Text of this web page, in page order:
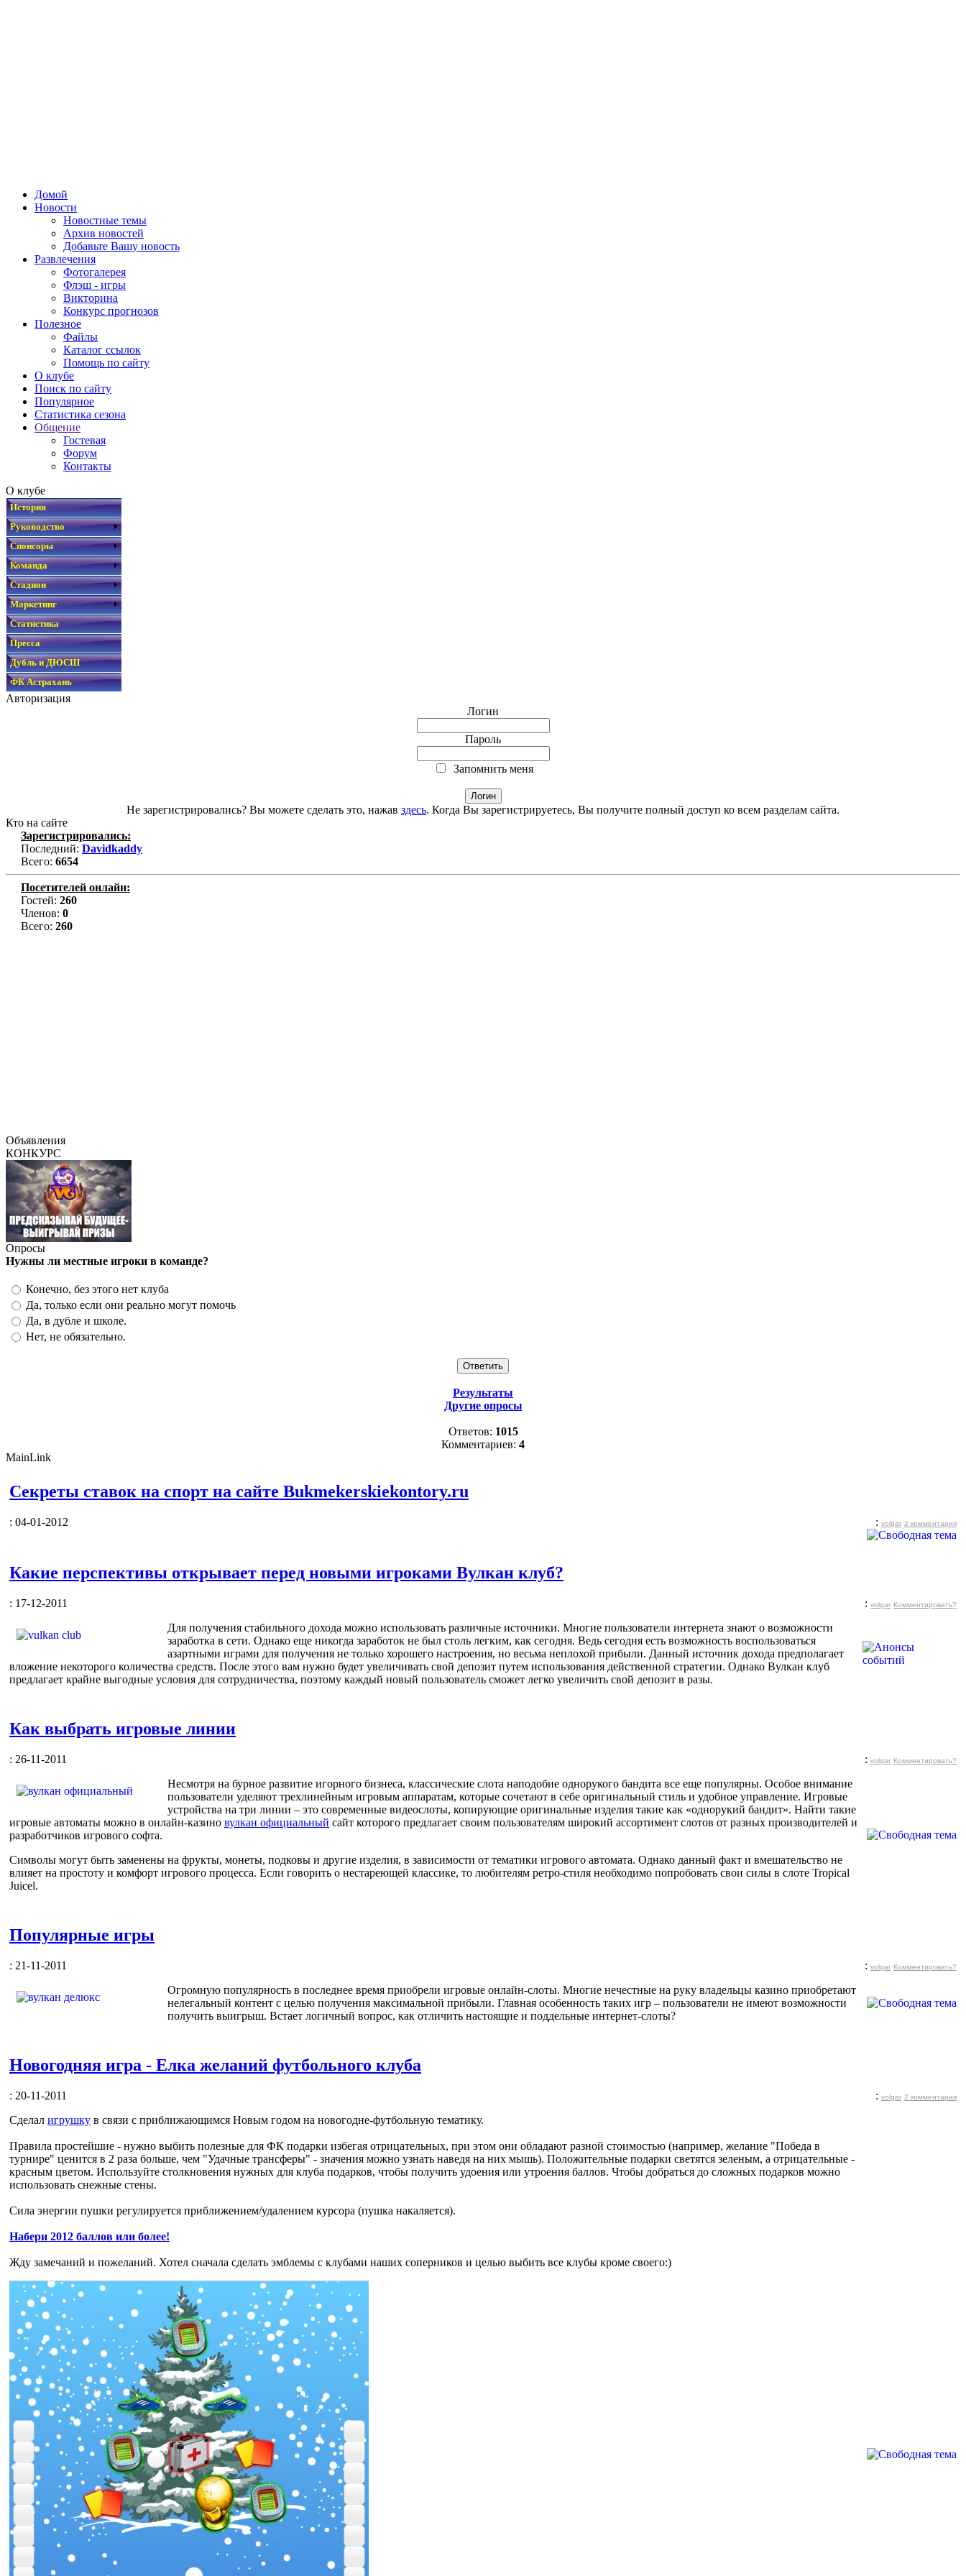
Домой
Новости
Новостные темы
Архив новостей
Добавьте Вашу новость
Развлечения
Фотогалерея
Флэш - игры
Викторина
Конкурс прогнозов
Полезное
Файлы
Каталог ссылок
Помощь по сайту
О клубе
Поиск по сайту
Популярное
Статистика сезона
Общение
Гостевая
Форум
Контакты
О клубе
История
Руководство
Спонсоры
Команда
Стадион
Маркетинг
Статистика
Пресса
Дубль и ДЮСШ
ФК Астрахань
Авторизация
Логин
Пароль
Запомнить меня
Не зарегистрировались? Вы можете сделать это, нажав здесь. Когда Вы зарегистрируетесь, Вы получите полный доступ ко всем разделам сайта.
Кто на сайте
Зарегистрировались:
Последний: Davidkaddy
Всего: 6654
Посетителей онлайн:
Гостей: 260
Членов: 0
Всего: 260
Объявления
КОНКУРС
Опросы
Нужны ли местные игроки в команде?
Конечно, без этого нет клуба
Да, только если они реально могут помочь
Да, в дубле и школе.
Нет, не обязательно.
Результаты
Другие опросы
Ответов: 1015
Комментариев: 4
MainLink
Секреты ставок на спорт на сайте Bukmekerskiekontory.ru
: 04-01-2012 : volgar 2 комментария
Какие перспективы открывает перед новыми игроками Вулкан клуб?
: 17-12-2011 : volgar Комментировать?
Для получения стабильного дохода можно использовать различные источники. Многие пользователи интернета знают о возможности
заработка в сети. Однако еще никогда заработок не был столь легким, как сегодня. Ведь сегодня есть возможность воспользоваться
азартными играми для получения не только хорошего настроения, но весьма неплохой прибыли. Данный источник дохода предполагает
вложение некоторого количества средств. После этого вам нужно будет увеличивать свой депозит путем использования действенной стратегии. Однако Вулкан клуб
предлагает крайне выгодные условия для сотрудничества, поэтому каждый новый пользователь сможет легко увеличить свой депозит в разы.
Как выбрать игровые линии
: 26-11-2011 : volgar Комментировать?
Несмотря на бурное развитие игорного бизнеса, классические слота наподобие однорукого бандита все еще популярны. Особое внимание
пользователи уделяют трехлинейным игровым аппаратам, которые сочетают в себе оригинальный стиль и удобное управление. Игровые
устройства на три линии – это современные видеослоты, копирующие оригинальные изделия такие как «однорукий бандит». Найти такие
игровые автоматы можно в онлайн-казино вулкан официальный сайт которого предлагает своим пользователям широкий ассортимент слотов от разных производителей и
разработчиков игрового софта.
Символы могут быть заменены на фрукты, монеты, подковы и другие изделия, в зависимости от тематики игрового автомата. Однако данный факт и вмешательство не
влияет на простоту и комфорт игрового процесса. Если говорить о нестареющей классике, то любителям ретро-стиля необходимо попробовать свои силы в слоте Tropical
Juicel.
Популярные игры
: 21-11-2011 : volgar Комментировать?
Огромную популярность в последнее время приобрели игровые онлайн-слоты. Многие нечестные на руку владельцы казино приобретают
нелегальный контент с целью получения максимальной прибыли. Главная особенность таких игр – пользователи не имеют возможности
получить выигрыш. Встает логичный вопрос, как отличить настоящие и поддельные интернет-слоты?
Новогодняя игра - Елка желаний футбольного клуба
: 20-11-2011 : volgar 2 комментария
Сделал игрушку в связи с приближающимся Новым годом на новогодне-футбольную тематику.
Правила простейшие - нужно выбить полезные для ФК подарки избегая отрицательных, при этом они обладают разной стоимостью (например, желание "Победа в
турнире" ценится в 2 раза больше, чем "Удачные трансферы" - значения можно узнать наведя на них мышь). Положительные подарки светятся зеленым, а отрицательные -
красным цветом. Используйте столкновения нужных для клуба подарков, чтобы получить удоения или утроения баллов. Чтобы добраться до сложных подарков можно
использовать снежные стены.
Сила энергии пушки регулируется приближением/удалением курсора (пушка накаляется).
Набери 2012 баллов или более!
Жду замечаний и пожеланий. Хотел сначала сделать эмблемы с клубами наших соперников и целью выбить все клубы кроме своего:)